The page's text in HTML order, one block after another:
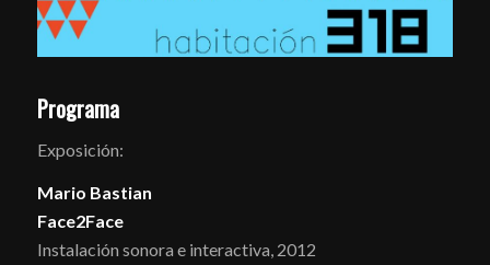
Programa
Exposición:
Mario Bastian
Face2Face
Instalación sonora e interactiva, 2012